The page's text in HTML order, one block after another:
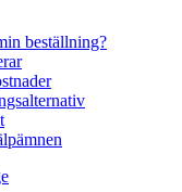
beställning?